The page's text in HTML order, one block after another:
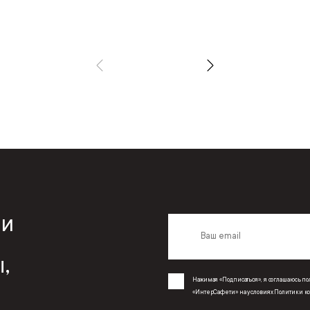
Нажимая «Подписаться», я соглашаюсь
«ИнтерСафети» на условиях Политики